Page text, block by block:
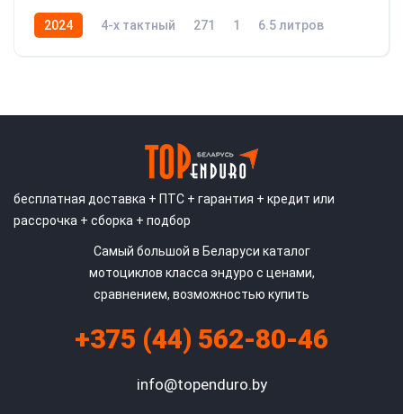
2024 4-x тактный 271 1
6.5 литров
бесплатная доставка + ПТС + гарантия + кредит или
рассрочка + сборка + подбор
Самый большой в Беларуси каталог
мотоциклов класса эндуро с ценами,
сравнением, возможностью купить
+375 (44) 562-80-46
info@topenduro.by